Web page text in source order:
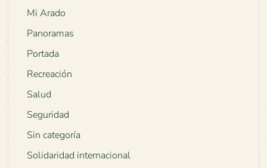
Mi Arado
Panoramas
Portada
Recreación
Salud
Seguridad
Sin categoría
Solidaridad internacional